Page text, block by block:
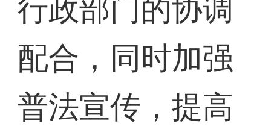
行政部门的协调
配合，同时加强
普法宣传，提高